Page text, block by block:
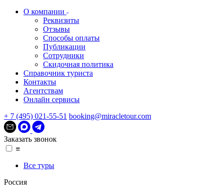
О компании
Реквизиты
Отзывы
Способы оплаты
Публикации
Сотрудники
Скидочная политика
Справочник туриста
Контакты
Агентствам
Онлайн сервисы
+ 7 (495) 021-55-51 booking@miracletour.com
Заказать звонок
≡
Все туры
Россия